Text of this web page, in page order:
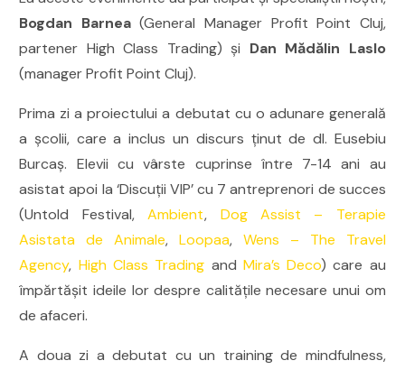
Bogdan Barnea(General Manager Profit Point Cluj,
partener High Class Trading) și Dan Mădălin Laslo
(manager Profit Point Cluj).
Prima zi a proiectului a debutat cu o adunare generală
a școlii, care a inclus un discurs ținut de dl. Eusebiu
Burcaș. Elevii cu vârste cuprinse între 7-14 ani au
asistat apoi la ‘Discuții VIP’ cu 7 antreprenori de succes
(Untold Festival,Ambient, Dog Assist – Terapie
Asistata de Animale,Loopaa, Wens – The Travel
Agency, High Class Trading and Mira’s Deco) care au
împărtășit ideile lor despre calitățile necesare unui om
de afaceri.
A doua zi a debutat cu un training de mindfulness,